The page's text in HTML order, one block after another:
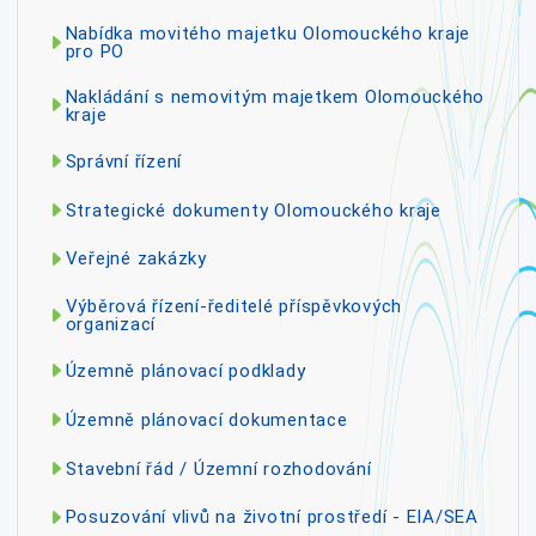
Nabídka movitého majetku Olomouckého kraje
pro PO
Nakládání s nemovitým majetkem Olomouckého
kraje
Správní řízení
Strategické dokumenty Olomouckého kraje
Veřejné zakázky
Výběrová řízení-ředitelé příspěvkových
organizací
Územně plánovací podklady
Územně plánovací dokumentace
Stavební řád / Územní rozhodování
Posuzování vlivů na životní prostředí - EIA/SEA